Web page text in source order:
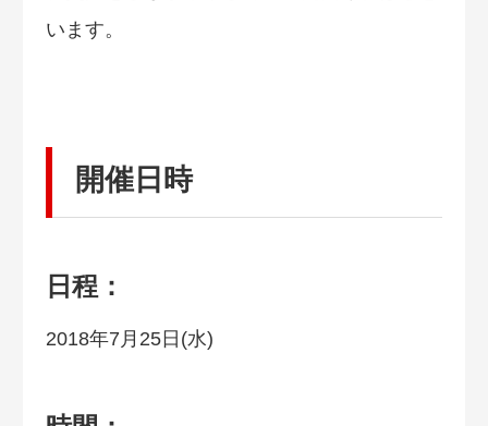
います。
開催日時
日程：
2018年7月25日(水)